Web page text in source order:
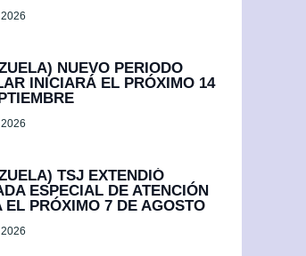
NUEVO PERIODO
INICIARÁ EL PRÓXIMO 14
TSJ EXTENDIÓ
ESPECIAL DE ATENCIÓN
EL PRÓXIMO 7 DE AGOSTO